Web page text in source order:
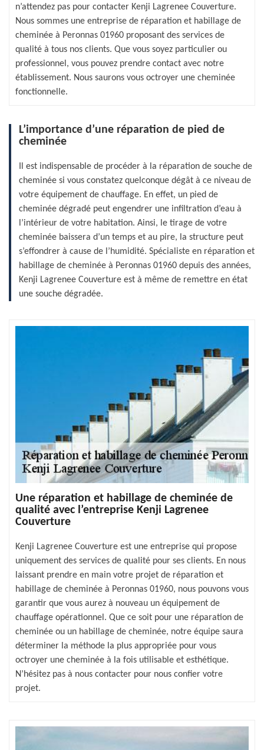
n’attendez pas pour contacter Kenji Lagrenee Couverture.
Nous sommes une entreprise de réparation et habillage de
cheminée à Peronnas 01960 proposant des services de
qualité à tous nos clients. Que vous soyez particulier ou
professionnel, vous pouvez prendre contact avec notre
établissement. Nous saurons vous octroyer une cheminée
fonctionnelle.
L’importance d’une réparation de pied de
cheminée
Il est indispensable de procéder à la réparation de souche de
cheminée si vous constatez quelconque dégât à ce niveau de
votre équipement de chauffage. En effet, un pied de
cheminée dégradé peut engendrer une infiltration d’eau à
l’intérieur de votre habitation. Ainsi, le tirage de votre
cheminée baissera d’un temps et au pire, la structure peut
s’effondrer à cause de l’humidité. Spécialiste en réparation et
habillage de cheminée à Peronnas 01960 depuis des années,
Kenji Lagrenee Couverture est à même de remettre en état
une souche dégradée.
Une réparation et habillage de cheminée de
qualité avec l’entreprise Kenji Lagrenee
Couverture
Kenji Lagrenee Couverture est une entreprise qui propose
uniquement des services de qualité pour ses clients. En nous
laissant prendre en main votre projet de réparation et
habillage de cheminée à Peronnas 01960, nous pouvons vous
garantir que vous aurez à nouveau un équipement de
chauffage opérationnel. Que ce soit pour une réparation de
cheminée ou un habillage de cheminée, notre équipe saura
déterminer la méthode la plus appropriée pour vous
octroyer une cheminée à la fois utilisable et esthétique.
N’hésitez pas à nous contacter pour nous confier votre
projet.